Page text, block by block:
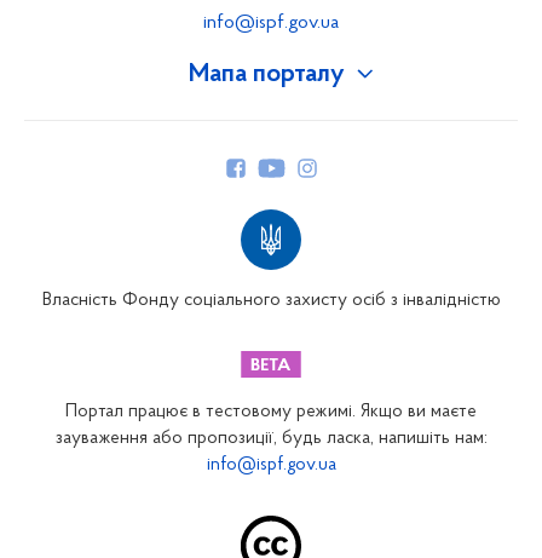
Мапа порталу
Закарпатське відділення
Запорізьке відділення
info@ispf.gov.ua
Власність Фонду соціального захисту осіб з інвалідністю
Портал працює в тестовому режимі. Якщо ви маєте
зауваження або пропозиції, будь ласка, напишіть нам:
info@ispf.gov.ua